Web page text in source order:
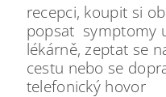
recepci, koupit si
popsat symptomy
lékárně, zeptat se
cestu nebo se
telefonický hovor